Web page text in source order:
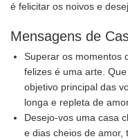
é felicitar os noivos e
Mensagens de
Superar os momentos
felizes é uma arte.
objetivo principal das
longa e repleta de
Desejo-vos uma casa
e dias cheios de amor,